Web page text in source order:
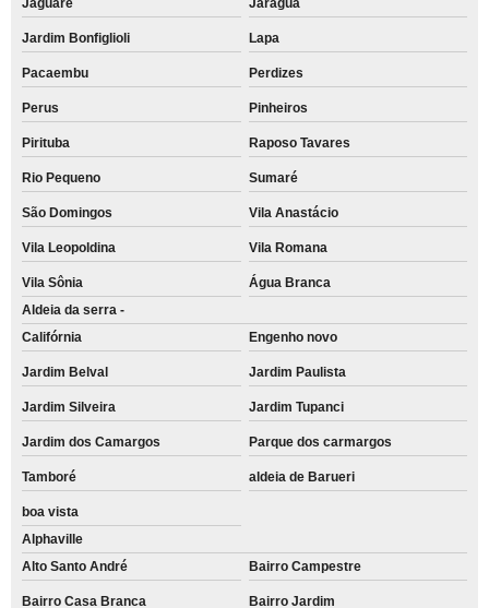
Jaguaré Jaraguá
Jardim Bonfiglioli Lapa
Pacaembu Perdizes
Perus Pinheiros
Pirituba Raposo Tavares
Rio Pequeno Sumaré
São Domingos Vila Anastácio
Vila Leopoldina Vila Romana
Vila Sônia
Água Branca
Aldeia da serra -
Califórnia
Engenho novo
Jardim Belval Jardim Paulista
Jardim Silveira Jardim Tupanci
Jardim dos Camargos Parque dos carmargos
Tamboré aldeia de Barueri
boa vista
Alphaville
Alto Santo André
Bairro Campestre
Bairro Casa Branca Bairro Jardim